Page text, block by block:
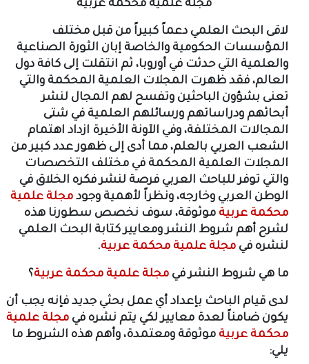
مجلة علمية محكمة عربية
لاقى البحث العلمي دعماً كبيراً من قبل مختلف
المؤسسات الحكومية والخاصة إبان الثورة الصناعية
والعلمية التي حدثت في أوروبا، ثم انتقلت إلى كافة دول
العالم، فقد ظهرت المجلات العلمية المحكمة والتي
تعنى بشؤون الباحثين وتفسح لهم المجال لنشر
أبحاثهم ودراساتهم ورسائلهم العلمية في شتى
المجالات المختلفة، وفي الآونة الأخيرة ازداد اهتمام
الشعب العربي بالعلم، مما أدى إلى ظهور عدد كبير من
المجلات العلمية المحكمة في مختلف التخصصات
والتي توفر للباحث العربي فرصة لنشر فكره الخلاق في
الوطن العربي وخارجه، ونظراً لأهمية وجودمجلة علمية
محكمة عربيةموثوقة، سوف نخصص سطورنا هذه
لشرح أهم شروط النشر ومعايير كتابة البحث العلمي
لنشره فيمجلة علمية محكمة عربية.
ما هي شروط النشر فيمجلة علمية محكمة عربية؟
لدى قيام الباحث بإعداد أي عمل بحثي جديد فإنه يجب أن
يكون ضامناً لعدة معايير لكي يتم نشره فيمجلة علمية
محكمة عربيةموثوقة ومعتمدة، وأهم هذه الشروط ما
يلي: